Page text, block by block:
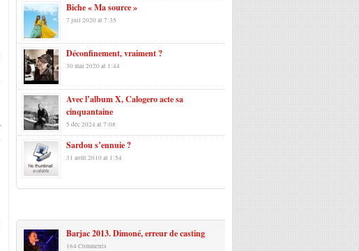
Biche « Ma source »
7 juil 2020 at 7:35
Déconfinement, vraiment ?
30 mai 2020 at 1:44
Avec l’album X, Calogero acte sa
cinquantaine
5 déc 2024 at 7:08
Sardou s’ennuie ?
31 août 2010 at 1:54
Barjac 2013. Dimoné, erreur de casting
164 Comments